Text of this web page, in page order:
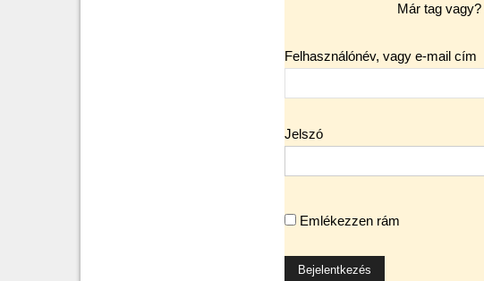
Már tag vagy?
Felhasználónév, vagy e-mail cím
Jelszó
Emlékezzen rám